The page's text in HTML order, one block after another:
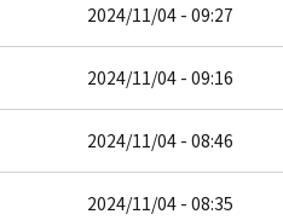
2024/11/04 - 09:27
2024/11/04 - 09:16
2024/11/04 - 08:46
2024/11/04 - 08:35